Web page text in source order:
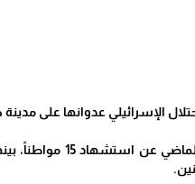
الإسرائيلي عدوانها على
وأسفر العدوان